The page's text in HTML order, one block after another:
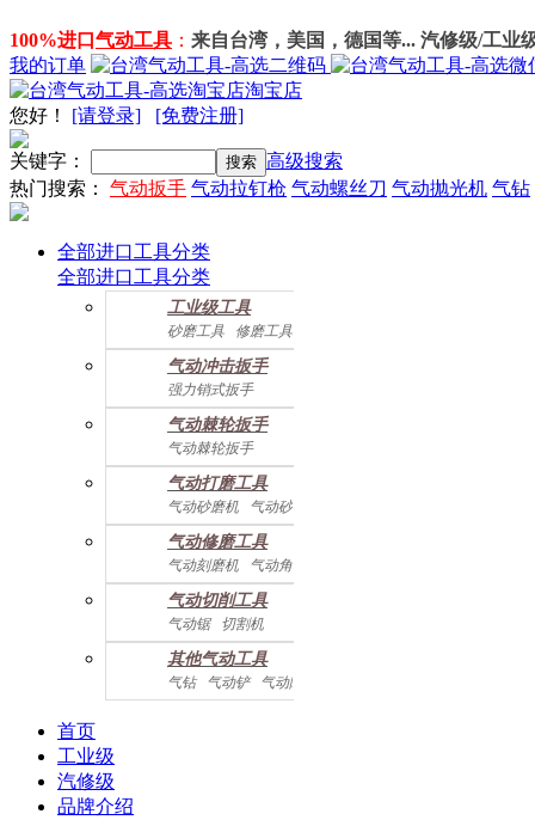
100%进口 气动工具 ： 来自台湾，美国，德国等... 汽修级/工业
我的订单
淘宝店
您好 ！ [请登录] [免费注册]
关键字：
高级搜索
热门搜索： 气动扳手 气动拉钉枪 气动螺丝刀 气动抛光机 气钻
全部进口工具分类
全部进口工具分类
工业级工具
砂磨工具
修磨工具
建筑工具 气动螺丝起子
气动配件
气动冲击扳手
强力销式扳手
双鎚打式扳手
双环锤打式扳手
强力冲击扳手
迷你冲击扳手
直角式冲击扭力扳手
气动棘轮扳手
气动棘轮扳手
迷你棘轮扳手
气动打磨工具
气动砂磨机
气动砂带机
气动抛光机 胎磨/除胶机
气动修磨工具
气动刻磨机 气动角磨机
气动切削工具
气动锯 切割机
气动曲线剪
其他气动工具
气钻 气动铲 气动除锈机
气动拉钉机 气动喷漆枪
首页
工业级
汽修级
品牌介绍